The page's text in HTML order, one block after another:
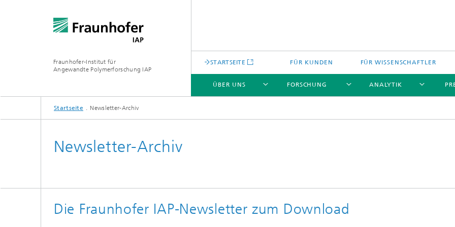
Fraunhofer-Institut für
Angewandte Polymerforschung IAP
STARTSEITE FÜR KUNDEN FÜR WISSENSCHAFTLER
ÜBER UNS
ÜBER UNS
FORSCHUNG
FORSCHUNG
ANALYTIK
ANALYTIK
PRESSE | MEDIEN
Startseite Newsletter-Archiv
Newsletter-Archiv
Die Fraunhofer IAP-Newsletter zum Download